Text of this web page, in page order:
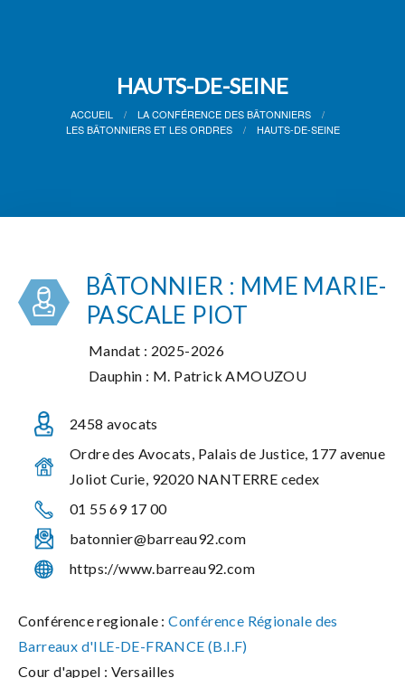
HAUTS-DE-SEINE
ACCUEIL
LA CONFÉRENCE DES BÂTONNIERS
LES BÂTONNIERS ET LES ORDRES
HAUTS-DE-SEINE
BÂTONNIER : MME MARIE-
PASCALE PIOT
Mandat : 2025-2026
Dauphin : M. Patrick AMOUZOU
2458 avocats
Ordre des Avocats, Palais de Justice, 177 avenue
Joliot Curie, 92020 NANTERRE cedex
01 55 69 17 00
batonnier@barreau92.com
https://www.barreau92.com
Conférence regionale : Conférence Régionale des
Barreaux d'ILE-DE-FRANCE (B.I.F)
Cour d'appel : Versailles